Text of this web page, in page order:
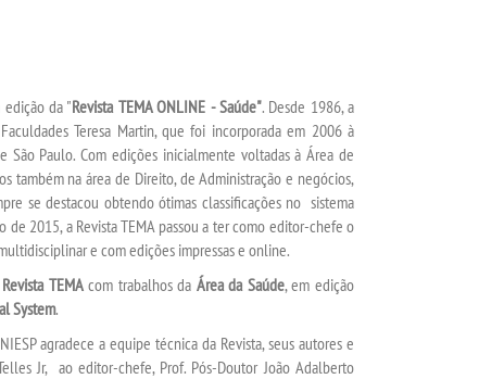
da "Revista TEMA ONLINE - Saúde". Desde 1986, a
Teresa Martin, que foi incorporada em 2006 à
São Paulo. Com edições inicialmente voltadas à Área de
também na área de Direito, de Administração e negócios,
se destacou obtendo ótimas classificações no sistema
de 2015, a Revista TEMA passou a ter como editor-chefe o
e com edições impressas e online.
Revista TEMAcom trabalhos da Área da Saúde, em edição
System.
agradece a equipe técnica da Revista, seus autores e
Jr, ao editor-chefe, Prof. Pós-Doutor João Adalberto